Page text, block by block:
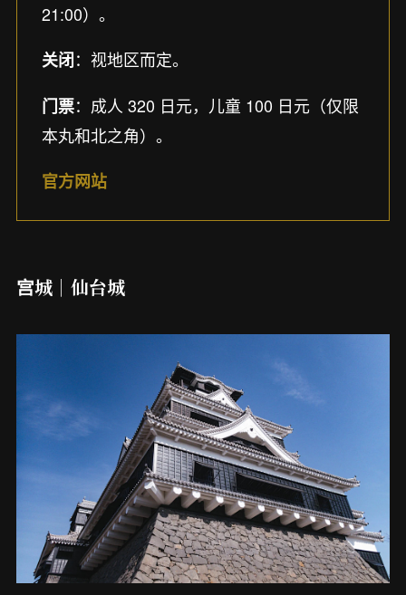
21:00）。
关闭：视地区而定。
门票：成人 320 日元，儿童 100 日元（仅限
本丸和北之角）。
官方网站
宫城｜仙台城